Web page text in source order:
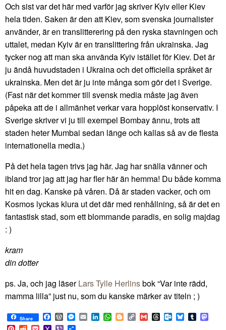
Och sist var det här med varför jag skriver Kyiv eller Kiev
hela tiden. Saken är den att Kiev, som svenska journalister
använder, är en translitterering på den ryska stavningen och
uttalet, medan Kyiv är en translittering från ukrainska. Jag
tycker nog att man ska använda Kyiv istället för Kiev. Det är
ju ändå huvudstaden i Ukraina och det officiella språket är
ukrainska. Men det är ju inte många som gör det i Sverige.
(Fast när det kommer till svensk media måste jag även
påpeka att de i allmänhet verkar vara hopplöst konservativ. I
Sverige skriver vi ju till exempel Bombay ännu, trots att
staden heter Mumbai sedan länge och kallas så av de flesta
internationella media.)
På det hela tagen trivs jag här. Jag har snälla vänner och
ibland tror jag att jag har fler här än hemma! Du både komma
hit en dag. Kanske på våren. Då är staden vacker, och om
Kosmos lyckas klura ut det där med renhållning, så är det en
fantastisk stad, som ett blommande paradis, en solig majdag
: )
kram
din dotter
ps. Ja, och jag läserLars Tylle Herlinsbok “Var inte rädd,
mamma lilla” just nu, som du kanske märker av titeln ; )
Share Facebook
WordPress
Messenger
EmailLinkedIn
WhatsApp
BloggerCopy
Link
GmailThreadsOutlook.com
BlueskyTumblr